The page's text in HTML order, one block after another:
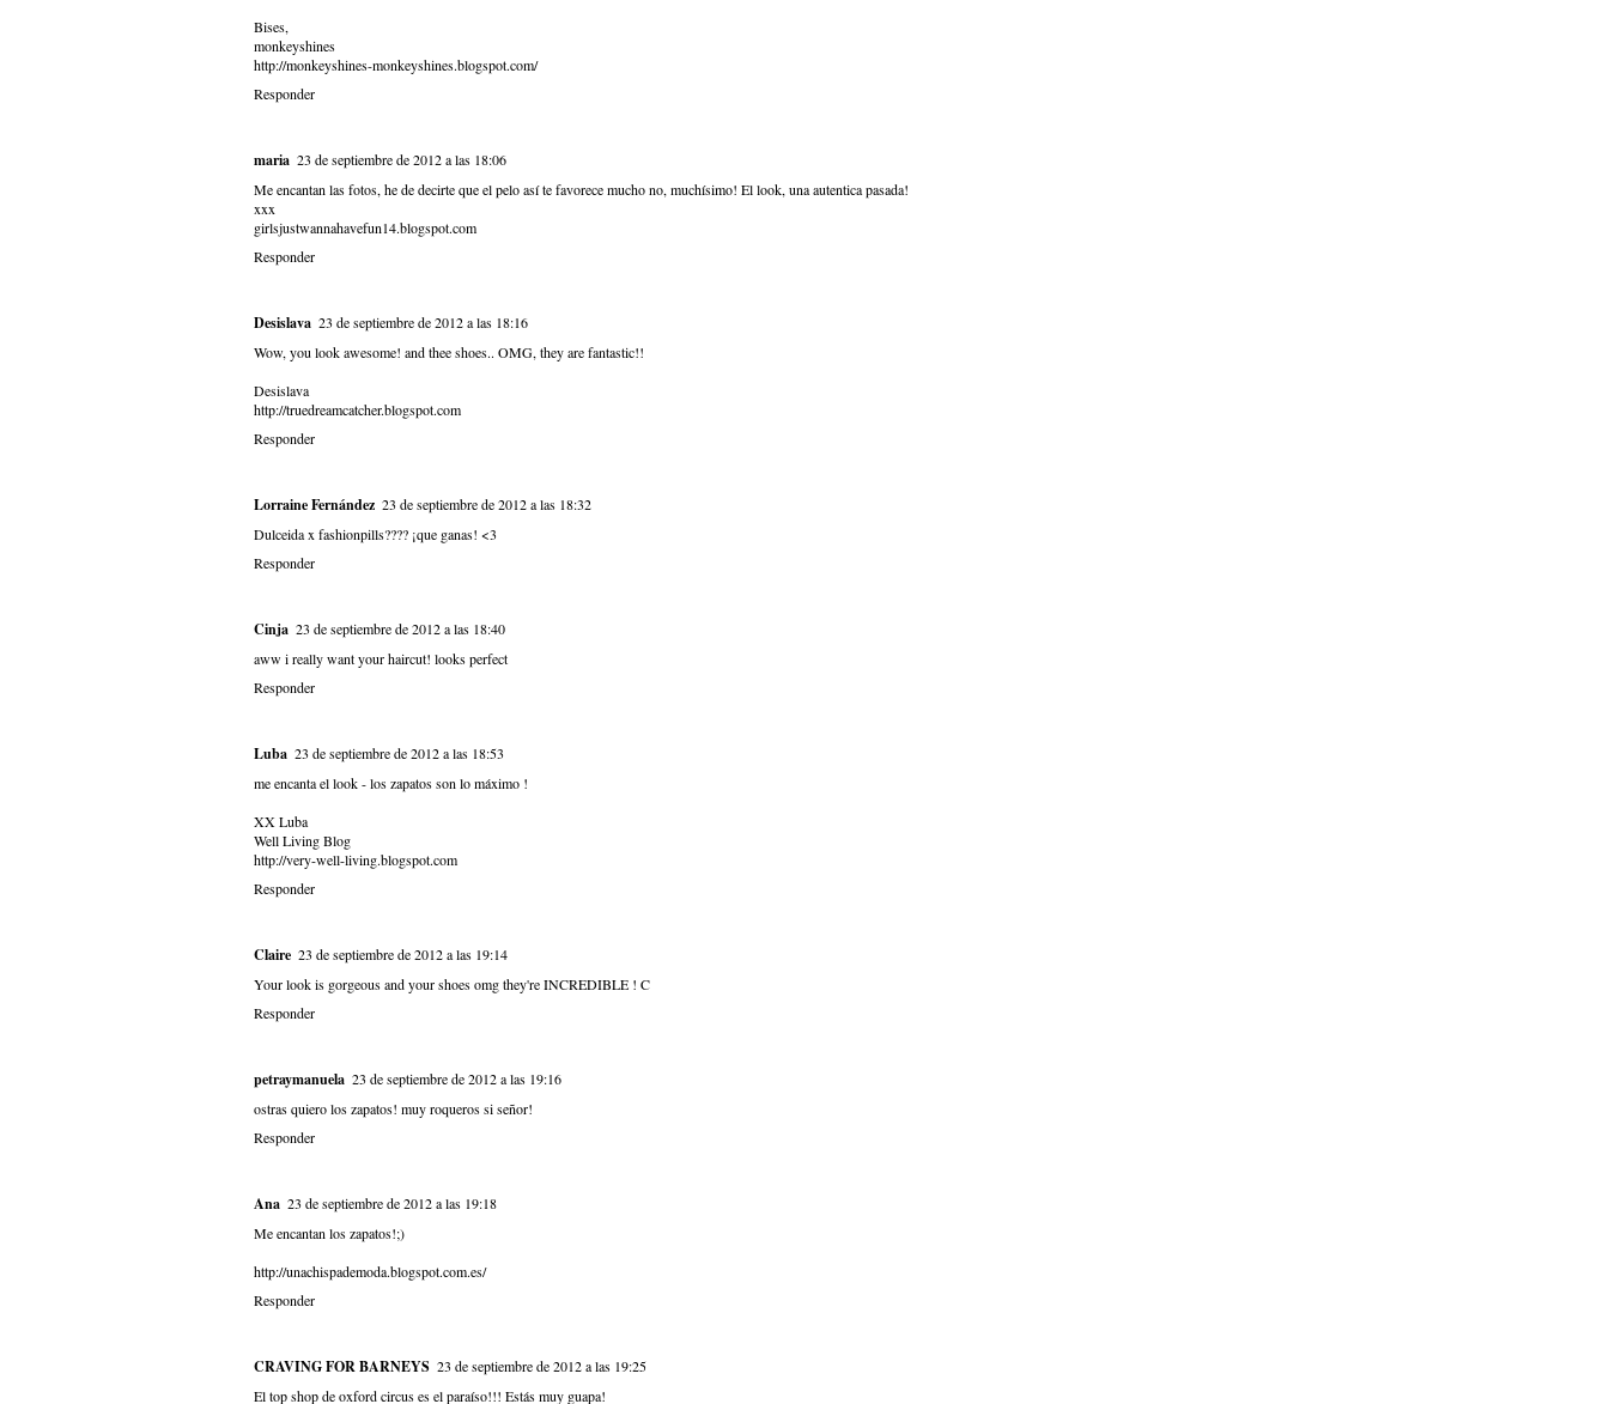
Bises,
monkeyshines
http://monkeyshines-monkeyshines.blogspot.com/
Responder
maria 23 de septiembre de 2012 a las 18:06
Me encantan las fotos, he de decirte que el pelo así te favorece mucho no, muchísimo! El look, una autentica pasada!
xxx
girlsjustwannahavefun14.blogspot.com
Responder
Desislava 23 de septiembre de 2012 a las 18:16
Wow, you look awesome! and thee shoes.. OMG, they are fantastic!!
Desislava
http://truedreamcatcher.blogspot.com
Responder
Lorraine Fernández 23 de septiembre de 2012 a las 18:32
Dulceida x fashionpills???? ¡que ganas! <3
Responder
Cinja 23 de septiembre de 2012 a las 18:40
aww i really want your haircut! looks perfect
Responder
Luba 23 de septiembre de 2012 a las 18:53
me encanta el look - los zapatos son lo máximo !
XX Luba
Well Living Blog
http://very-well-living.blogspot.com
Responder
Claire 23 de septiembre de 2012 a las 19:14
Your look is gorgeous and your shoes omg they're INCREDIBLE ! C
Responder
petraymanuela 23 de septiembre de 2012 a las 19:16
ostras quiero los zapatos! muy roqueros si señor!
Responder
Ana 23 de septiembre de 2012 a las 19:18
Me encantan los zapatos!;)
http://unachispademoda.blogspot.com.es/
Responder
CRAVING FOR BARNEYS 23 de septiembre de 2012 a las 19:25
El top shop de oxford circus es el paraíso!!! Estás muy guapa!